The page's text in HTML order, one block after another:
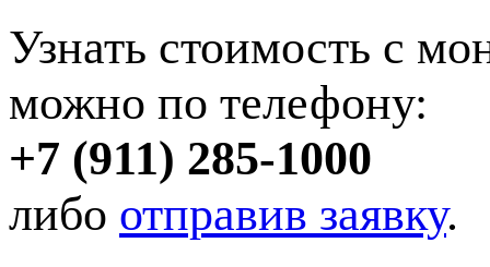
Узнать стоимость с
можно по телефону:
+7 (911) 285-1000
либо отправив заявку.